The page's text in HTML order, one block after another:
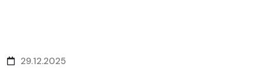
29.12.2025